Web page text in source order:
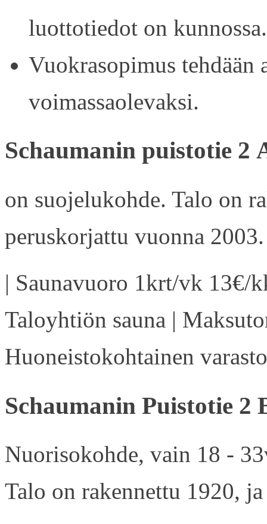
luottotiedot on kunnossa.
Vuokrasopimus tehdään
voimassaolevaksi.
Schaumanin puistotie 2
on suojelukohde. Talo on
peruskorjattu vuonna 2003.
| Saunavuoro 1krt/vk 13€/
Taloyhtiön sauna |
Huoneistokohtainen
Schaumanin Puistotie 2
Nuorisokohde, vain 18 -
Talo on rakennettu 1920,